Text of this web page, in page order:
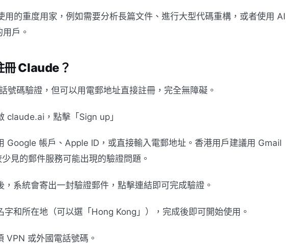
用的重度用家，例如需要分析長篇文件、進行大型代碼重構，或者使用 AI
戶。
冊 Claude？
號碼驗證，但可以用電郵地址直接註冊，完全無障礙。
claude.ai，點擊「Sign up」
Google 帳戶、Apple ID，或直接輸入電郵地址。香港用戶建議用 Gmail
見的郵件服務可能出現的驗證問題。
，系統會寄出一封驗證郵件，點擊連結即可完成驗證。
字和所在地（可以選「Hong Kong」），完成後即可開始使用。
VPN 或外國電話號碼。